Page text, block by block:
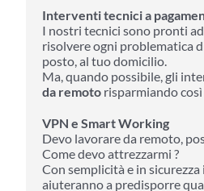
Interventi tecnici a
I nostri tecnici sono pronti
risolvere ogni problematica
posto, al tuo domicilio.
Ma, quando possibile, gli
da remoto risparmiando
VPN e Smart Working
Devo lavorare da remoto,
Come devo attrezzarmi ?
Con semplicità e in
aiuteranno a predisporre